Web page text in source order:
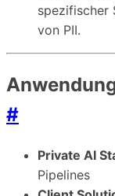
spezifischer
von PII.
#
Private AI
Pipelines